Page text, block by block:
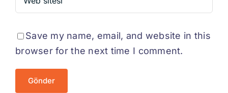
Save my name, email, and website in this
browser for the next time I comment.